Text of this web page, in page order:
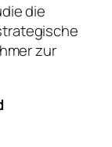
die
zur